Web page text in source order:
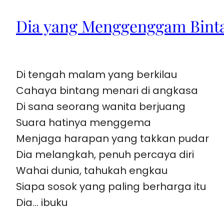
Dia yang Menggenggam
Di tengah malam yang berkilau
Cahaya bintang menari di angkasa
Di sana seorang wanita berjuang
Suara hatinya menggema
Menjaga harapan yang takkan pudar
Dia melangkah, penuh percaya diri
Wahai dunia, tahukah engkau
Siapa sosok yang paling berharga itu
Dia… ibuku